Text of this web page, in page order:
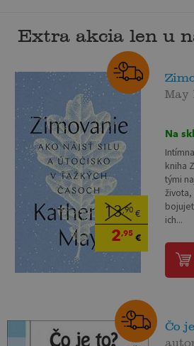
Extra akcia len u
13,90€
2,95€
May
Na
kniha
tými
života,
ich...
Čo